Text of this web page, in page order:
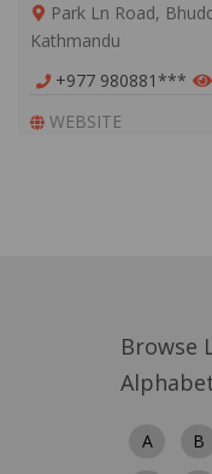
Park Ln Road,
Kathmandu
+977 980881***
WEBSITE
Browse
A B